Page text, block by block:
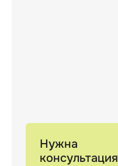
Нужна
консультация